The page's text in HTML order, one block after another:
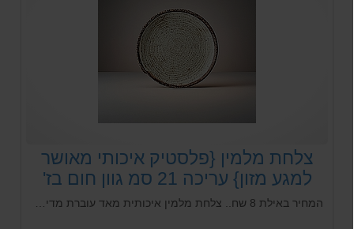
צלחת מלמין {פלסטיק איכותי מאושר
למגע מזון} עריכה 21 סמ גוון חום בז'